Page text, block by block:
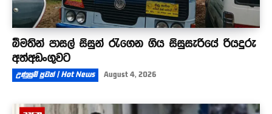
බීමතින් පාසල් සිසුන් රැගෙන ගිය සිසුසැරියේ රියදුරු
අත්අඩංගුවට
උණුසුම් පුවත් | Hot News August 4, 2026